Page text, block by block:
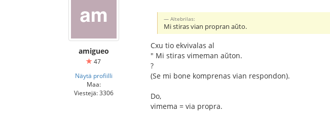
amigueo
47
Näytä profiilli
Maa:
Viestejä: 3306
Altebrilas:
Mi stiras vian propran aŭto.
Cxu tio ekvivalas al
" Mi stiras vimeman aŭton.
?
(Se mi bone komprenas vian respondon).
Do,
vimema = via propra.